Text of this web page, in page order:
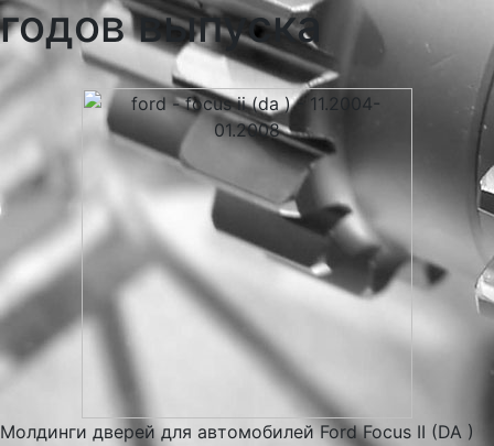
годов выпуска
Молдинги дверей для автомобилей Ford Focus II (DA )